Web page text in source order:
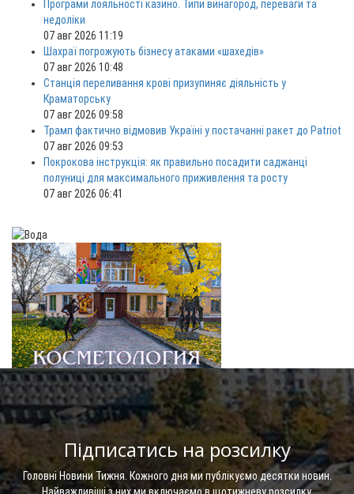
Програми лояльності казино. Типи винагород, переваги та
недоліки
07 авг 2026 11:19
Шахраї погрожують бізнесу атаками «шахедів»
07 авг 2026 10:48
Станція переливання крові призупиняє діяльність у
Краматорську
07 авг 2026 09:58
Трамп фактично відмовив Україні у постачанні ракет до Patriot
07 авг 2026 09:53
Покрокова інструкція: як правильно посадити саджанці
полуниці для максимального приживлення та росту
07 авг 2026 06:41
Підписатись на розсилку
Головні Новини Тижня. Кожного дня ми публікуємо десятки новин.
Найважливіші з них ми включаємо в щотижневу розсилку.